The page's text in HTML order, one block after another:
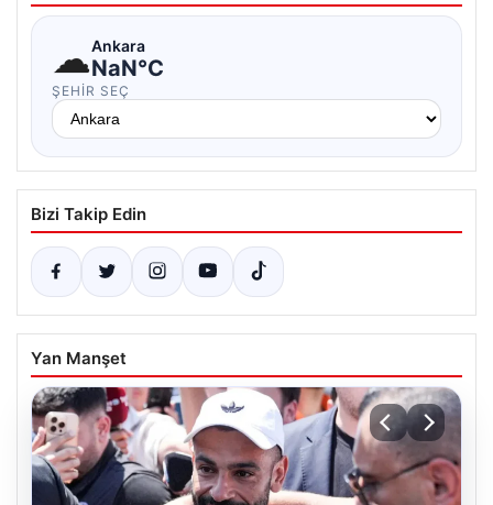
☁Ankara
NaN°C
ŞEHIR SEÇ
Bizi Takip Edin
Yan Manşet